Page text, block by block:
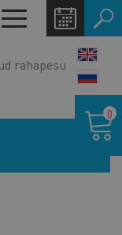
Toggle
navigation
rahapesu
0